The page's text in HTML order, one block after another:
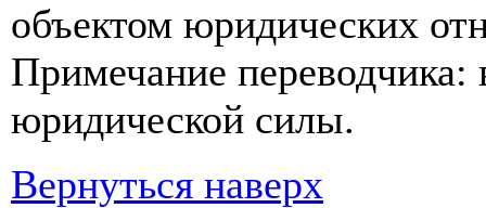
объектом юридических
Примечание
юридической силы.
Вернуться наверх